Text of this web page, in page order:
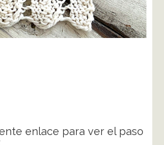
enlace para ver el paso